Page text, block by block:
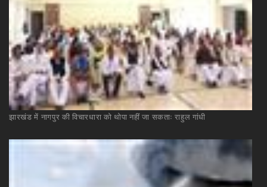
झारखंड में नागपुर की विचारधारा को थोपा नहीं जा सकताः राहुल गांधी